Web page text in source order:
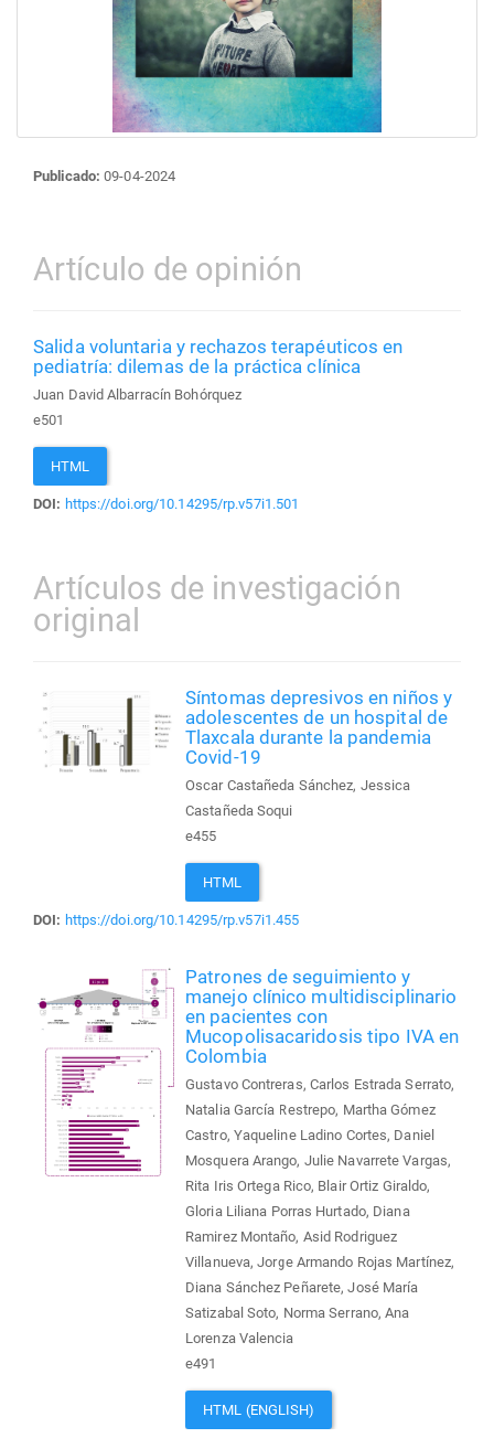
Publicado:09-04-2024
Artículo de opinión
Salida voluntaria y rechazos terapéuticos en
pediatría: dilemas de la práctica clínica
Juan David Albarracín Bohórquez
e501
HTML
DOI: https://doi.org/10.14295/rp.v57i1.501
Artículos de investigación
original
Síntomas depresivos en niños y
adolescentes de un hospital de
Tlaxcala durante la pandemia
Covid-19
Oscar Castañeda Sánchez, Jessica
Castañeda Soqui
e455
HTML
DOI: https://doi.org/10.14295/rp.v57i1.455
Patrones de seguimiento y
manejo clínico multidisciplinario
en pacientes con
Mucopolisacaridosis tipo IVA en
Colombia
Gustavo Contreras, Carlos Estrada Serrato,
Natalia García Restrepo, Martha Gómez
Castro, Yaqueline Ladino Cortes, Daniel
Mosquera Arango, Julie Navarrete Vargas,
Rita Iris Ortega Rico, Blair Ortiz Giraldo,
Gloria Liliana Porras Hurtado, Diana
Ramirez Montaño, Asid Rodriguez
Villanueva, Jorge Armando Rojas Martínez,
Diana Sánchez Peñarete, José María
Satizabal Soto, Norma Serrano, Ana
Lorenza Valencia
e491
HTML (ENGLISH)